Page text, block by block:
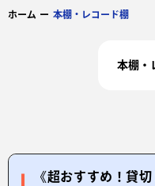
ホーム ー 本棚・レコード棚
本棚・
《超おすすめ！貸